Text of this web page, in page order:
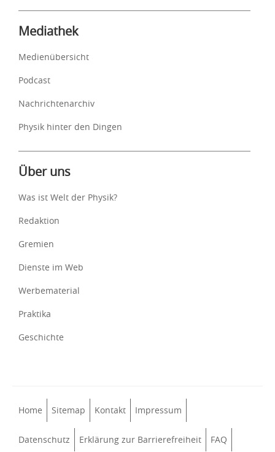
Mediathek
Medienübersicht
Podcast
Nachrichtenarchiv
Physik hinter den Dingen
Über uns
Was ist Welt der Physik?
Redaktion
Gremien
Dienste im Web
Werbematerial
Praktika
Geschichte
Home Sitemap Kontakt Impressum
Datenschutz Erklärung zur Barrierefreiheit FAQ